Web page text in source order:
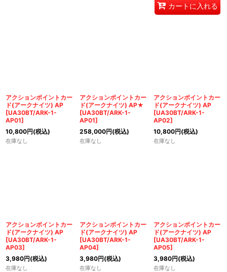
カートに入れる
アクションポイントカー
ド(アークナイツ) AP
[UA30BT/ARK-1-
AP01]
10,800円(税込)
在庫なし
アクションポイントカー
ド(アークナイツ) AP★
[UA30BT/ARK-1-
AP01]
258,000円(税込)
在庫なし
アクションポイントカー
ド(アークナイツ) AP
[UA30BT/ARK-1-
AP02]
10,800円(税込)
在庫なし
アクションポイントカー
ド(アークナイツ) AP
[UA30BT/ARK-1-
AP03]
3,980円(税込)
在庫なし
アクションポイントカー
ド(アークナイツ) AP
[UA30BT/ARK-1-
AP04]
3,980円(税込)
在庫なし
アクションポイントカー
ド(アークナイツ) AP
[UA30BT/ARK-1-
AP05]
3,980円(税込)
在庫なし